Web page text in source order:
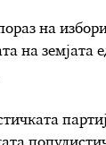
на
на земјата